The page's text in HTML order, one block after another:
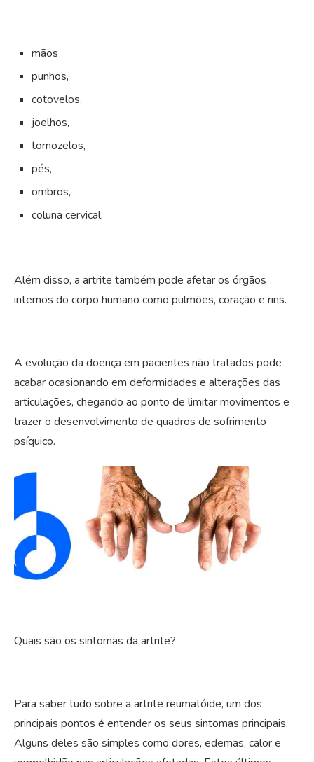
mãos
punhos,
cotovelos,
joelhos,
tornozelos,
pés,
ombros,
coluna cervical.
Além disso, a artrite também pode afetar os órgãos
internos do corpo humano como pulmões, coração e rins.
A evolução da doença em pacientes não tratados pode
acabar ocasionando em deformidades e alterações das
articulações, chegando ao ponto de limitar movimentos e
trazer o desenvolvimento de quadros de sofrimento
psíquico.
Quais são os sintomas da artrite?
Para saber tudo sobre a artrite reumatóide, um dos
principais pontos é entender os seus sintomas principais.
Alguns deles são simples como dores, edemas, calor e